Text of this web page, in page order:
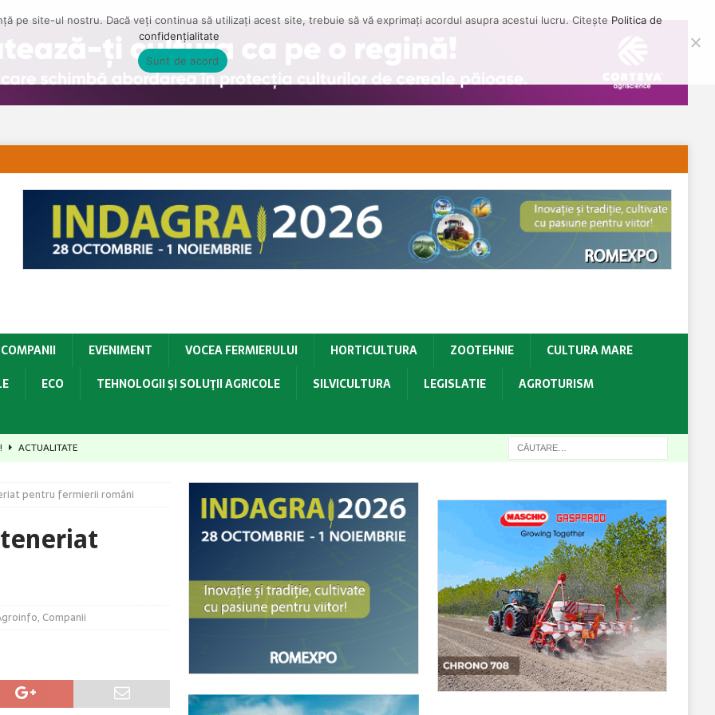
COMPANII EVENIMENT VOCEA FERMIERULUI HORTICULTURA ZOOTEHNIE
CULTURA MARE
ECO TEHNOLOGII ŞI SOLUŢII AGRICOLE SILVICULTURA LEGISLATIE
AGROTURISM
ACTUALITATE
și necesarul de apă pentru irigații
ACTUALITATE
972 de milioane de euro și realitatea aspră a sectorului bio din
sectorului agroalimentar ACTUALITATE
pentru fermierii români
, Companii
pe site-ul nostru. Dacă veți continua să utilizați acest site, trebuie să vă exprimați acordul asupra acestui lucru. Citește Politica de
confidențialitate
Sunt de acord